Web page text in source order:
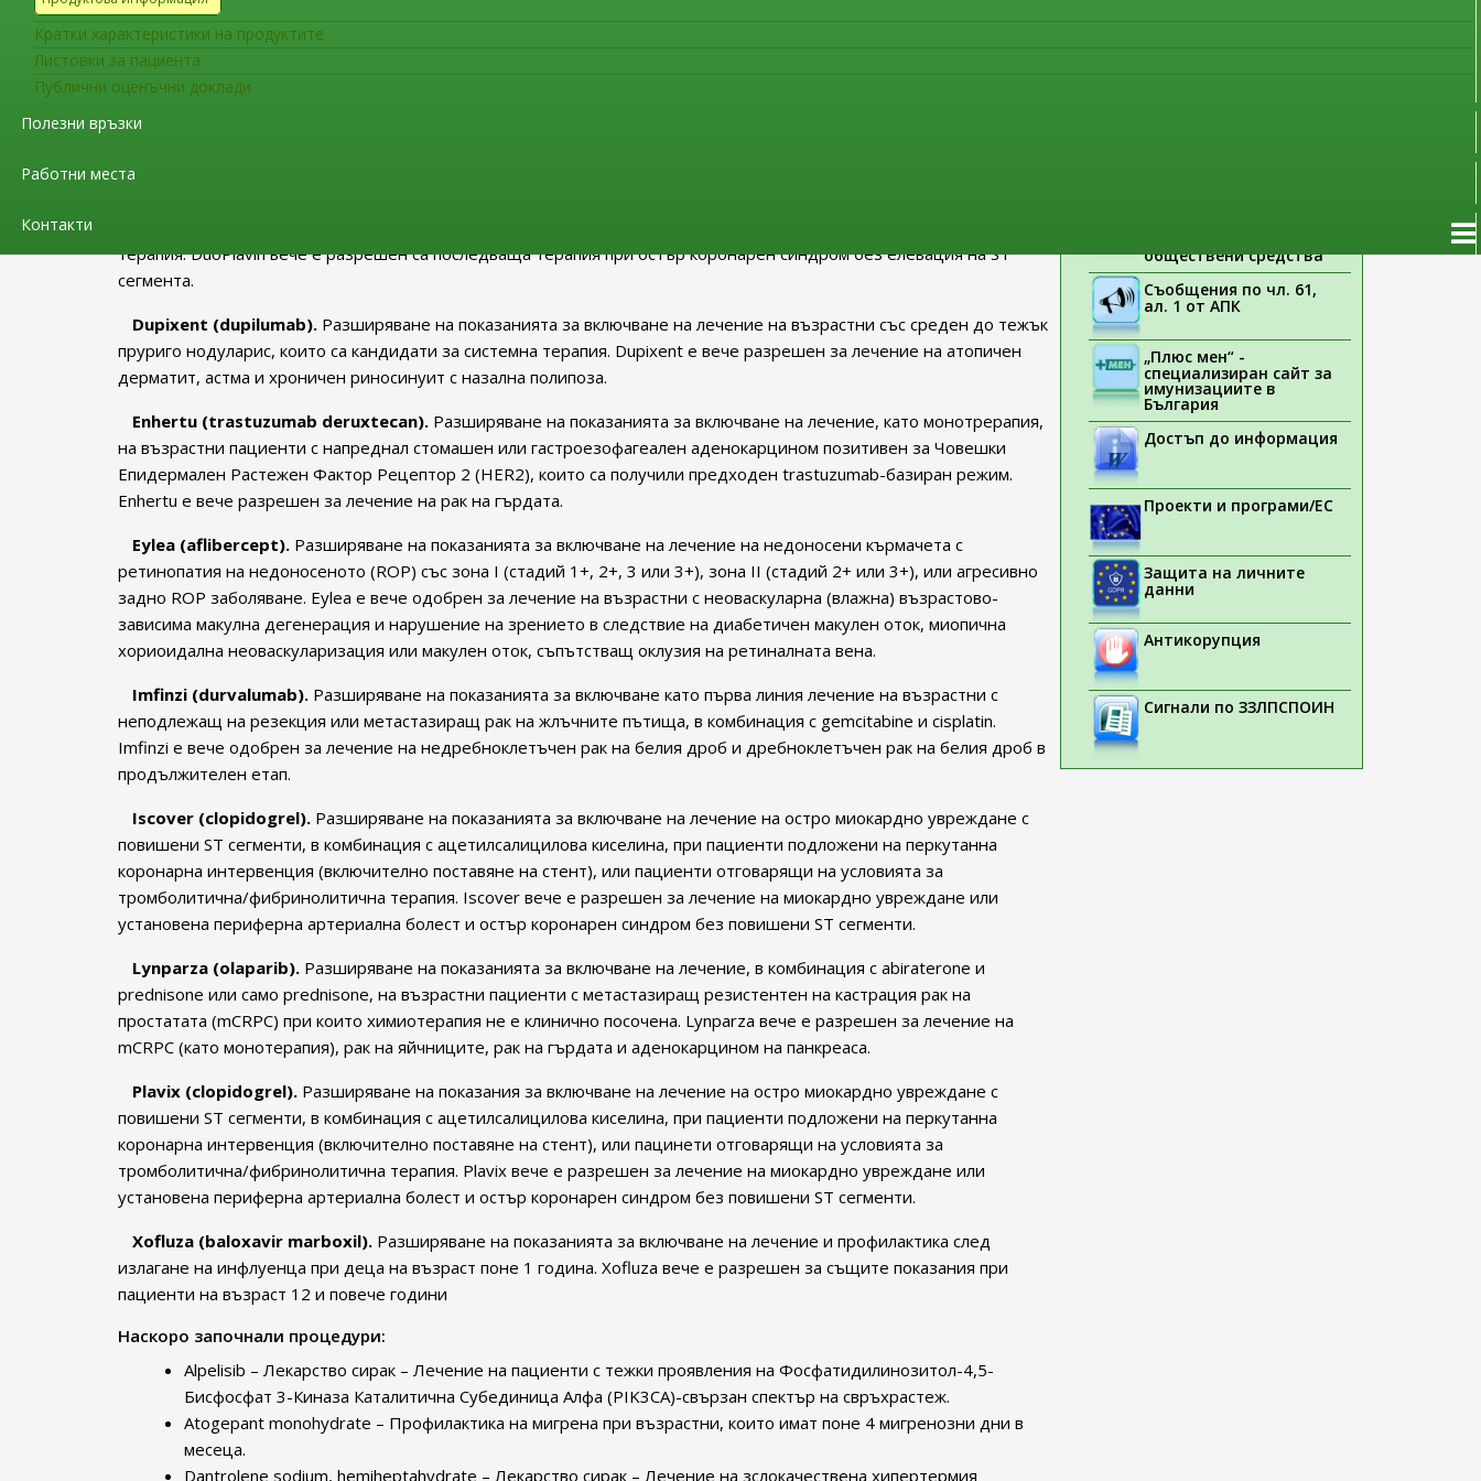
Кратки характеристики на продуктите
Листовки за пациента
Публични оценъчни доклади
Полезни връзки
Работни места
Контакти
Препоръки за разширяване на терапевтични показания:
Ceprotin (human protein C).
добавени терапевтични показания.
DuoPlavin (clopidogrel / acetylsalicylic acid).
терапия. DuoPlavin вече е разрешен са последваща терапия при остър коронарен синдром без елевация на ST
сегмента.
Dupixent (dupilumab). Разширяване на показанията за включване на лечение на възрастни със среден до тежък
пруриго нодуларис, които са кандидати за системна терапия. Dupixent е вече разрешен за лечение на атопичен
дерматит, астма и хроничен риносинуит с назална полипоза.
Enhertu (trastuzumab deruxtecan). Разширяване на показанията за включване на лечение, като монотрерапия,
на възрастни пациенти с напреднал стомашен или гастроезофагеален аденокарцином позитивен за Човешки
Епидермален Растежен Фактор Рецептор 2 (HER2), които са получили предходен trastuzumab-базиран режим.
Enhertu е вече разрешен за лечение на рак на гърдата.
Eylea (aflibercept). Разширяване на показанията за включване на лечение на недоносени кърмачета с
ретинопатия на недоносеното (ROP) със зона I (стадий 1+, 2+, 3 или 3+), зона II (стадий 2+ или 3+), или агресивно
задно ROP заболяване. Eylea е вече одобрен за лечение на възрастни с неоваскуларна (влажна) възрастово-
зависима макулна дегенерация и нарушение на зрението в следствие на диабетичен макулен оток, миопична
хориоидална неоваскуларизация или макулен оток, съпътстващ оклузия на ретиналната вена.
Imfinzi (durvalumab). Разширяване на показанията за включване като първа линия лечение на възрастни с
неподлежащ на резекция или метастазиращ рак на жлъчните пътища, в комбинация с gemcitabine и cisplatin.
Imfinzi е вече одобрен за лечение на недребноклетъчен рак на белия дроб и дребноклетъчен рак на белия дроб в
продължителен етап.
Iscover (clopidogrel). Разширяване на показанията за включване на лечение на остро миокардно увреждане с
повишени ST сегменти, в комбинация с ацетилсалицилова киселина, при пациенти подложени на перкутанна
коронарна интервенция (включително поставяне на стент), или пациенти отговарящи на условията за
тромболитична/фибринолитична терапия. Iscover вече е разрешен за лечение на миокардно увреждане или
установена периферна артериална болест и остър коронарен синдром без повишени ST сегменти.
Lynparza (olaparib). Разширяване на показанията за включване на лечение, в комбинация с abiraterone и
prednisone или само prednisone, на възрастни пациенти с метастазиращ резистентен на кастрация рак на
простатата (mCRPC) при които химиотерапия не е клинично посочена. Lynparza вече е разрешен за лечение на
mCRPC (като монотерапия), рак на яйчниците, рак на гърдата и аденокарцином на панкреаса.
Plavix (clopidogrel). Разширяване на показания за включване на лечение на остро миокардно увреждане с
повишени ST сегменти, в комбинация с ацетилсалицилова киселина, при пациенти подложени на перкутанна
коронарна интервенция (включително поставяне на стент), или пацинети отговарящи на условията за
тромболитична/фибринолитична терапия. Plavix вече е разрешен за лечение на миокардно увреждане или
установена периферна артериална болест и остър коронарен синдром без повишени ST сегменти.
Xofluza (baloxavir marboxil). Разширяване на показанията за включване на лечение и профилактика след
излагане на инфлуенца при деца на възраст поне 1 година. Xofluza вече е разрешен за същите показания при
пациенти на възраст 12 и повече години
Наскоро започнали процедури:
Alpelisib – Лекарство сирак – Лечение на пациенти с тежки проявления на Фосфатидилинозитол-4,5-
Бисфосфат 3-Киназа Каталитична Субединица Алфа (PIK3CA)-свързан спектър на свръхрастеж.
Atogepant monohydrate – Профилактика на мигрена при възрастни, които имат поне 4 мигренозни дни в
месеца.
Dantrolene sodium, hemiheptahydrate – Лекарство сирак – Лечение на зслокачествена хипертермия
обществени средства
Съобщения по чл. 61,
ал. 1 от АПК
„Плюс мен“ -
специализиран сайт за
имунизациите в
България
Достъп до информация
Проекти и програми/ЕС
Защита на личните
данни
Антикорупция
Сигнали по ЗЗЛПСПОИН